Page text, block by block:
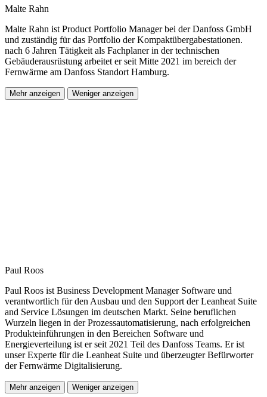
Malte Rahn
Malte Rahn ist Product Portfolio Manager bei der Danfoss GmbH
und zuständig für das Portfolio der Kompaktübergabestationen.
nach 6 Jahren Tätigkeit als Fachplaner in der technischen
Gebäuderausrüstung arbeitet er seit Mitte 2021 im bereich der
Fernwärme am Danfoss Standort Hamburg.
Mehr anzeigen Weniger anzeigen
Paul Roos
Paul Roos ist Business Development Manager Software und
verantwortlich für den Ausbau und den Support der Leanheat Suite
and Service Lösungen im deutschen Markt. Seine beruflichen
Wurzeln liegen in der Prozessautomatisierung, nach erfolgreichen
Produkteinführungen in den Bereichen Software und
Energieverteilung ist er seit 2021 Teil des Danfoss Teams. Er ist
unser Experte für die Leanheat Suite und überzeugter Befürworter
der Fernwärme Digitalisierung.
Mehr anzeigen Weniger anzeigen